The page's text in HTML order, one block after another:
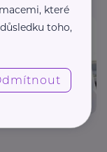
které
toho,